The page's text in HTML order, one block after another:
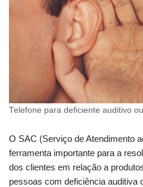
Telefone para deficiente auditivo
O SAC (Serviço de Atendimento
ferramenta importante para a
dos clientes em relação a
pessoas com deficiência auditiva